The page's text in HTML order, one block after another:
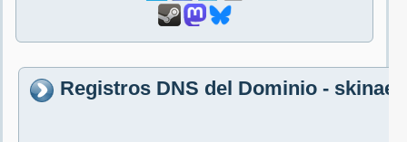
Registros DNS del Dominio -